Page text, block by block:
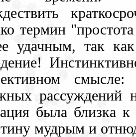
термин
удачным, так
рассуждений
была близка
мудрым и